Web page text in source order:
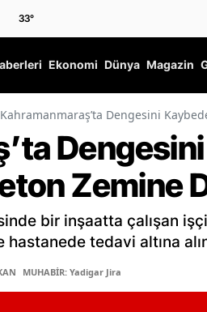
33°
Ekonomi Dünya Magazin
Kahramanmaraş’ta Dengesini
Dengesini
Zemine
bir inşaatta çalışan
tedavi altına
MUHABİR: Yadigar Jira